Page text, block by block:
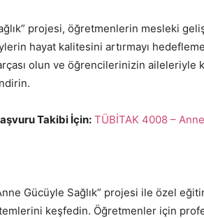
projesi, öğretmenlerin mesleki
hayat kalitesini artırmayı
olun ve öğrencilerinizin
Takibi İçin: TÜBİTAK 4008 –
Gücüyle Sağlık” projesi ile özel
keşfedin. Öğretmenler için